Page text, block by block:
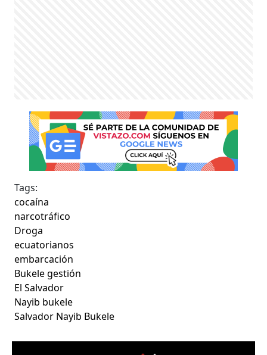
Tags:
cocaína
narcotráfico
Droga
ecuatorianos
embarcación
Bukele gestión
El Salvador
Nayib bukele
Salvador Nayib Bukele